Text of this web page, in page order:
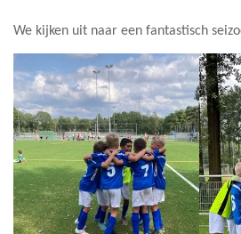
We kijken uit naar een fantastisch